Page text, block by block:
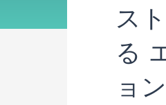
ス
る
ョ